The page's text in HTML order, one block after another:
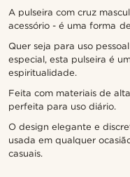
A pulseira com cruz
acessório - é uma forma
Quer seja para uso
especial, esta pulseira é
espiritualidade.
Feita com materiais de
perfeita para uso diário.
O design elegante e
usada em qualquer
casuais.